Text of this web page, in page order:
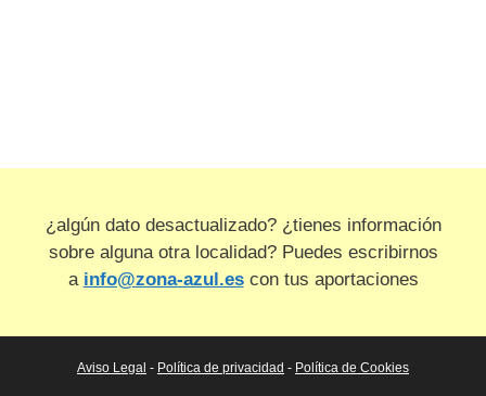
¿algún dato desactualizado? ¿tienes información
sobre alguna otra localidad? Puedes escribirnos
a info@zona-azul.escon tus aportaciones
Aviso Legal - Política de privacidad - Política de Cookies